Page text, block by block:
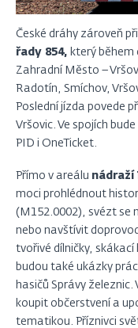
České dráhy zároveň
řady 854, který během
Zahradní Město –
Radotín, Smíchov,
Poslední jízda povede
Vršovic. Ve spojích
PID i OneTicket.
Přímo v areálu nádraží
moci prohlédnout
(M152.0002), svézt se
nebo navštívit
tvořivé dílničky,
budou také ukázky
hasičů Správy
koupit občerstvení a
tematikou. Příznivci